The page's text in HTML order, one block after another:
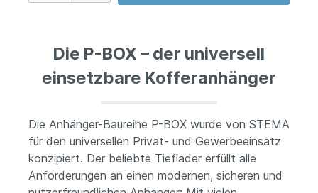
Die P-BOX – der universell
einsetzbare Kofferanhänger
Die Anhänger-Baureihe P-BOX wurde von STEMA
für den universellen Privat- und Gewerbeeinsatz
konzipiert. Der beliebte Tieflader erfüllt alle
Anforderungen an einen modernen, sicheren und